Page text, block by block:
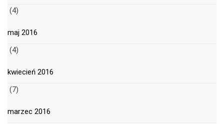
(4)
maj 2016
(4)
kwiecień 2016
(7)
marzec 2016